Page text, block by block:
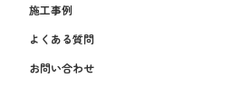
施工事例
よくある質問
お問い合わせ